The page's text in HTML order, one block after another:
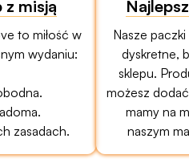
z misją
to miłość w
wydaniu:
zasadach.
Nasze
dyskretne,
sklepu.
możesz
mamy na
naszym